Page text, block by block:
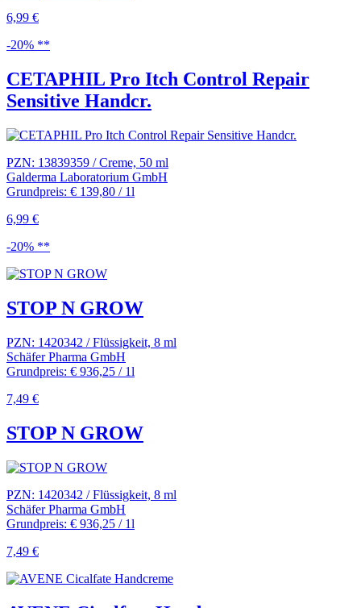
6,99 €
-20% **
CETAPHIL Pro Itch Control Repair
Sensitive Handcr.
PZN: 13839359 / Creme, 50 ml
Galderma Laboratorium GmbH
Grundpreis: € 139,80 / 1l
6,99 €
-20% **
STOP N GROW
PZN: 1420342 / Flüssigkeit, 8 ml
Schäfer Pharma GmbH
Grundpreis: € 936,25 / 1l
7,49 €
STOP N GROW
PZN: 1420342 / Flüssigkeit, 8 ml
Schäfer Pharma GmbH
Grundpreis: € 936,25 / 1l
7,49 €